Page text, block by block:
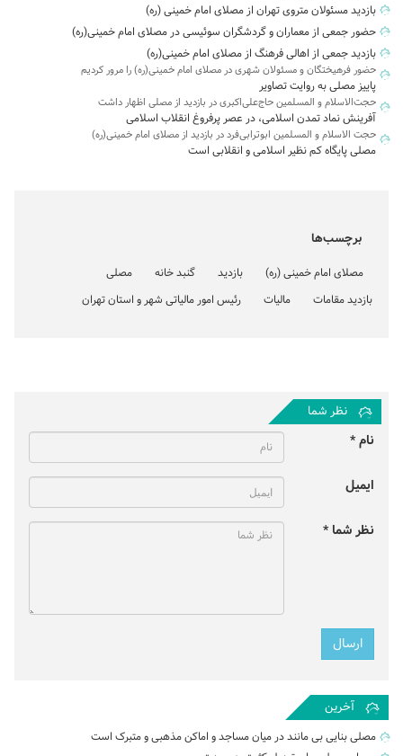
بازدید مسئولان متروی تهران از مصلای امام خمینی (ره)
حضور جمعی از معماران و گردشگران سوئیسی در مصلای امام خمینی(ره)
بازدید جمعی از اهالی فرهنگ از مصلای امام خمینی(ره)
حضور فرهیختگان و مسئولان شهری در مصلای امام خمینی(ره) را مرور کردیم
پاییز مصلی به روایت تصاویر
حجت‌الاسلام و المسلمین حاج‌علی‌اکبری در بازدید از مصلی اظهار داشت
آفرینش نماد تمدن اسلامی، در عصر پرفروغ انقلاب اسلامی
حجت الاسلام و المسلمین ابوترابی‌فرد در بازدید از مصلای امام خمینی(ره)
مصلی پایگاه کم نظیر اسلامی و انقلابی است
برچسب‌ها
مصلای امام خمینی (ره) بازدید گنبد خانه
مصلی
بازدید مقامات
مالیات رئیس امور مالیاتی شهر و استان تهران
نظر شما
نام *
ایمیل
نظر شما *
آخرین
مصلی بنایی بی مانند در میان مساجد و اماکن مذهبی و متبرک است